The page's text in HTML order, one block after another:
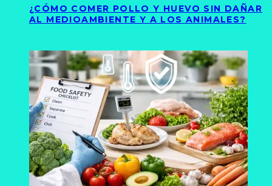
¿CÓMO COMER POLLO Y HUEVO SIN DAÑAR
AL MEDIOAMBIENTE Y A LOS ANIMALES?